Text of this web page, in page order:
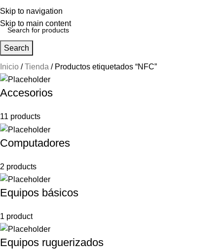
Skip to navigation
Skip to main content
Search
Inicio Tienda Productos etiquetados “NFC”
Accesorios
11 products
Computadores
2 products
Equipos básicos
1 product
Equipos ruguerizados